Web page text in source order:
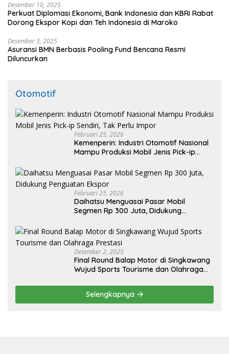
Desember 10, 2025
Perkuat Diplomasi Ekonomi, Bank Indonesia dan KBRI Rabat
Dorong Ekspor Kopi dan Teh Indonesia di Maroko
Desember 3, 2025
Asuransi BMN Berbasis Pooling Fund Bencana Resmi
Diluncurkan
Otomotif
Februari 25, 2026
Kemenperin: Industri Otomotif Nasional
Mampu Produksi Mobil Jenis Pick-ip
Februari 25, 2026
Daihatsu Menguasai Pasar Mobil
Segmen Rp 300 Juta, Didukung
Desember 2, 2025
Final Round Balap Motor di Singkawang
Wujud Sports Tourisme dan Olahraga
Selengkapnya